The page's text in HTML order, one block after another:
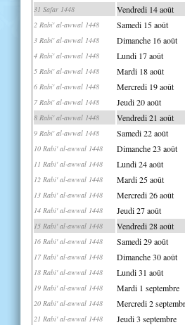
31 Safar 1448 Vendredi 14 août
2 Rabi' al-awwal 1448 Samedi 15 août
3 Rabi' al-awwal 1448 Dimanche 16 août
4 Rabi' al-awwal 1448 Lundi 17 août
5 Rabi' al-awwal 1448 Mardi 18 août
6 Rabi' al-awwal 1448 Mercredi 19 août
7 Rabi' al-awwal 1448 Jeudi 20 août
8 Rabi' al-awwal 1448 Vendredi 21 août
9 Rabi' al-awwal 1448 Samedi 22 août
10 Rabi' al-awwal 1448 Dimanche 23 août
11 Rabi' al-awwal 1448 Lundi 24 août
12 Rabi' al-awwal 1448 Mardi 25 août
13 Rabi' al-awwal 1448 Mercredi 26 août
14 Rabi' al-awwal 1448 Jeudi 27 août
15 Rabi' al-awwal 1448 Vendredi 28 août
16 Rabi' al-awwal 1448 Samedi 29 août
17 Rabi' al-awwal 1448 Dimanche 30 août
18 Rabi' al-awwal 1448 Lundi 31 août
19 Rabi' al-awwal 1448 Mardi 1 septembre
20 Rabi' al-awwal 1448 Mercredi 2
21 Rabi' al-awwal 1448 Jeudi 3 septembre